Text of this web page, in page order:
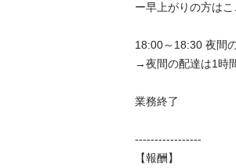
ー早上がりの方は
18:00～18:30 夜間
→夜間の配達は1時
業務終了
-----------------
【報酬】